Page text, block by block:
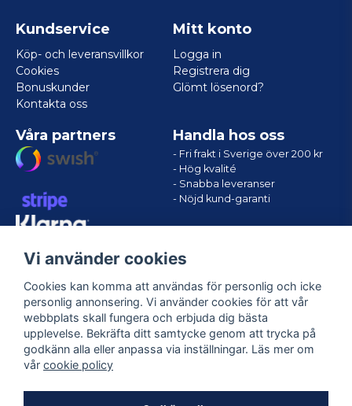
Kundservice
Köp- och leveransvillkor
Cookies
Bonuskunder
Kontakta oss
Mitt konto
Logga in
Registrera dig
Glömt lösenord?
Våra partners Handla hos oss
- Fri frakt i Sverige över 200 kr
- Hög kvalité
- Snabba leveranser
- Nöjd kund-garanti
Följ oss
Vi använder cookies
Cookies kan komma att användas för personlig och icke
personlig annonsering. Vi använder cookies för att vår
webbplats skall fungera och erbjuda dig bästa
upplevelse. Bekräfta ditt samtycke genom att trycka på
godkänn alla eller anpassa via inställningar. Läs mer om
vår cookie policy